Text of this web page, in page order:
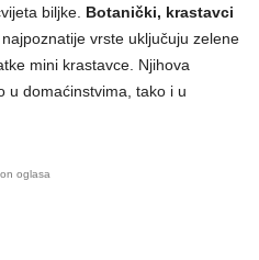
biljke. Botanički, krastavci
najpoznatije vrste uključuju zelene
mini krastavce. Njihova
u domaćinstvima, tako i u
oglasa